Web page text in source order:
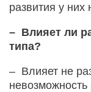
развития у них
– Влияет ли
типа?
– Влияет не
невозможность